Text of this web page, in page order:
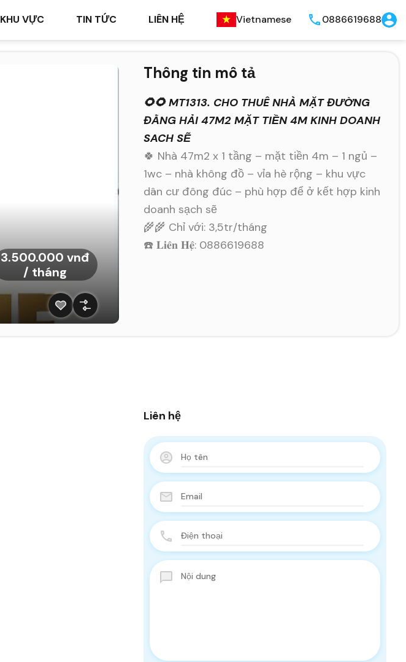
KHU VỰC TIN TỨC LIÊN HỆ Vietnamese 0886619688
3.500.000 vnđ
/ tháng
Thông tin mô tả
🌻🌻 MT1313. CHO THUÊ NHÀ MẶT ĐƯỜNG
ĐẰNG HẢI 47M2 MẶT TIỀN 4M KINH DOANH
SACH SẼ
🍀 Nhà 47m2 x 1 tầng – mặt tiền 4m – 1 ngủ –
1wc – nhà không đồ – vỉa hè rộng – khu vực
dân cư đông đúc – phù hợp để ở kết hợp kinh
doanh sạch sẽ
🌾🌾 Chỉ với: 3,5tr/tháng
☎️ 𝐋𝐢𝐞̂𝐧 𝐇𝐞̣̂: 0886619688
Liên hệ